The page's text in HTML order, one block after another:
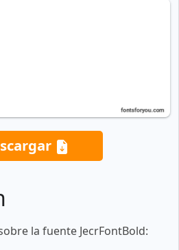
la fuente JecrFontBold: